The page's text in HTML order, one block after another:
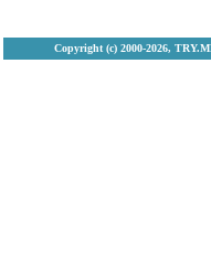
Copyright (с) 2000-2026,